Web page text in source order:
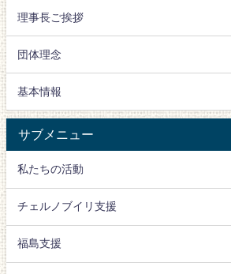
理事長ご挨拶
団体理念
基本情報
サブメニュー
私たちの活動
チェルノブイリ支援
福島支援